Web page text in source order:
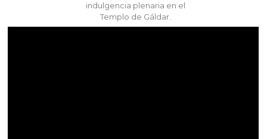
indulgencia plenaria en el
Templo de Gáldar.